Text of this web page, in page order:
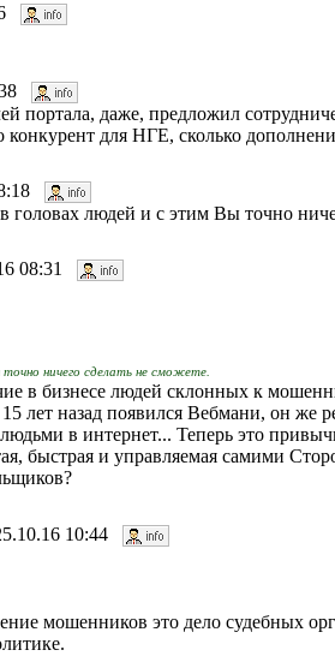
портала, даже, предложил
для НГЕ, сколько
людей и с этим Вы точно
08:31
ничего сделать не сможете.
в бизнесе людей склонных к
лет назад появился Вебмани, он же
в интернет... Теперь это
быстрая и управляемая самими
10:44
мошенников это дело судебных